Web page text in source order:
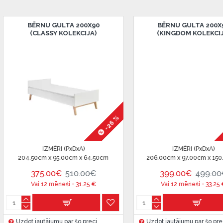
piegādes noteikumiem
izvērtējiet savas finansiālās
BĒRNU GULTA 200X90
(OXFORD KOLEKCIJA)
IZMĒRI (PxDxA)
205.70cm x 98.00cm x 50.00cm
379.00€ 510.00€
Vai 12 mēneši =
Uzdot jautājumu par šo preci
BĒRNU
(WIND
IZMĒRI
204.50cm x
330.00€
Vai 12
Uzdot jautājumu